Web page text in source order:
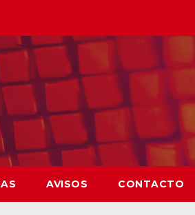
AVISOS CONTACTO